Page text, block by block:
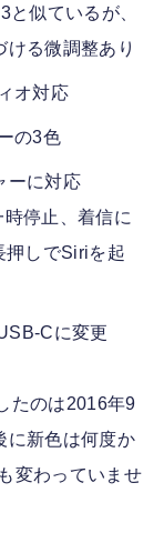
似ているが、
ける微調整あり
オ対応
の3色
ーに対応
時停止、着信に
押しでSiriを起
Cに変更
たのは2016年9
に新色は何度か
変わっていませ